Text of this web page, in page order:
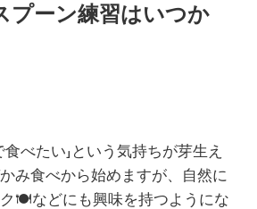
プーン練習はいつか
食べたい」という気持ちが芽生え
み食べから始めますが、自然に
🍽️などにも興味を持つようにな